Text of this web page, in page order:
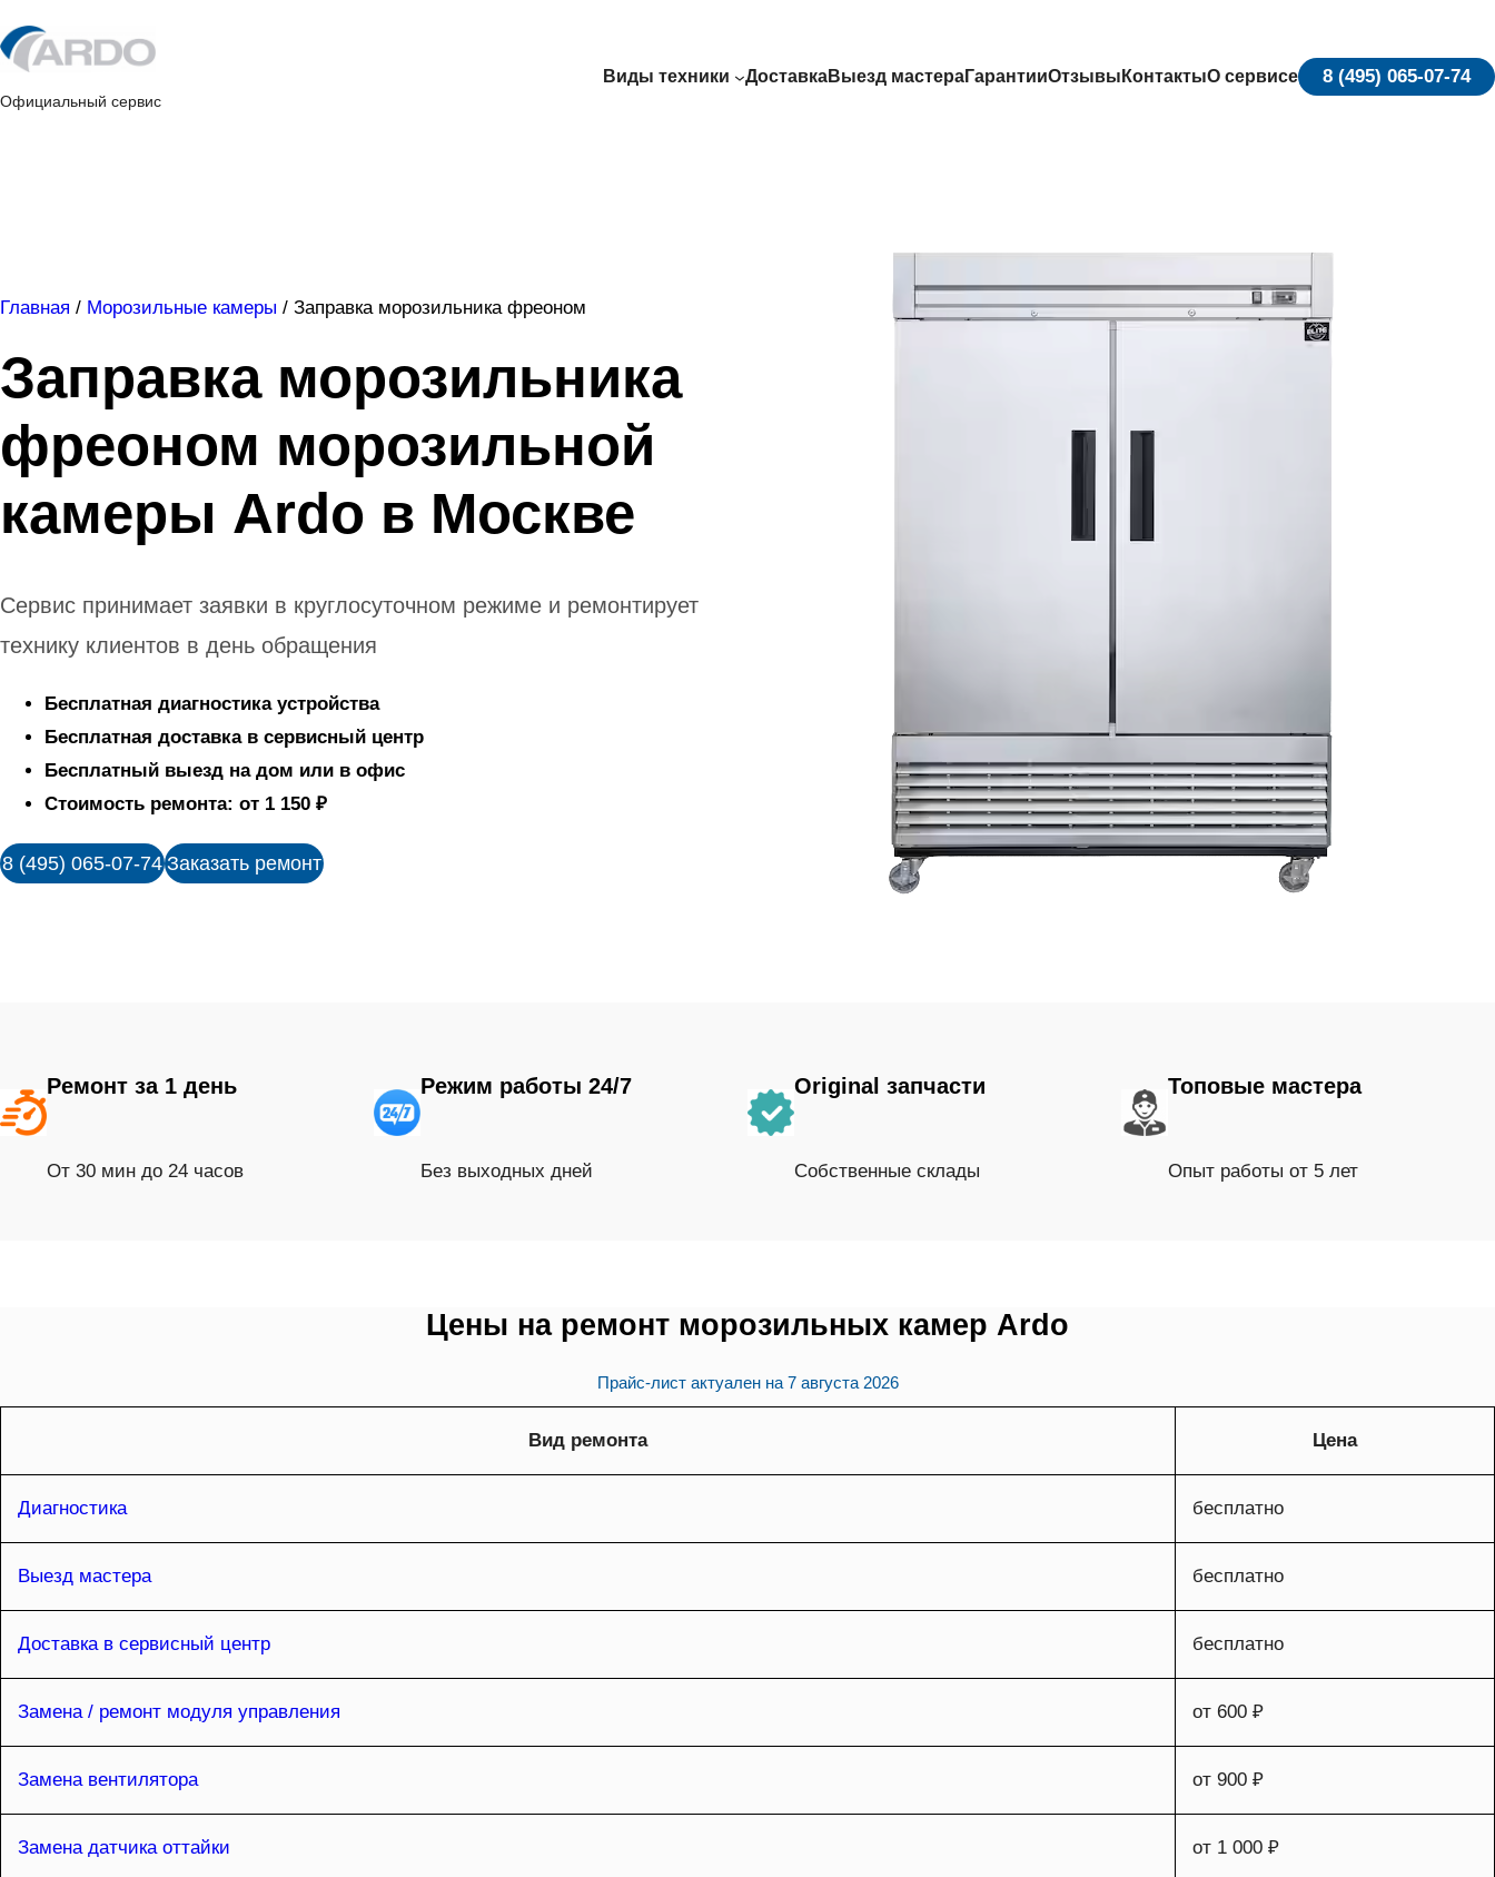
to
Официальный сервис
Виды техники ДоставкаВыезд мастераГарантииОтзывы КонтактыО сервисе 8 (495) 065-07-74
Главная / Морозильные камеры / Заправка морозильника фреоном
Заправка морозильника
фреоном морозильной
камеры Ardo в Москве
Сервис принимает заявки в круглосуточном режиме и ремонтирует
технику клиентов в день обращения
Бесплатная диагностика устройства
Бесплатная доставка в сервисный центр
Бесплатный выезд на дом или в офис
Стоимость ремонта: от 1 150 ₽
8 (495) 065-07-74 Заказать ремонт
Ремонт за 1 день
От 30 мин до 24 часов
Режим работы 24/7
Без выходных дней
Original запчасти
Собственные склады
Топовые мастера
Опыт работы от 5 лет
Цены на ремонт морозильных камер Ardo
Прайс-лист актуален на 7 августа 2026
Вид ремонта Цена
Диагностика бесплатно
Выезд мастера бесплатно
Доставка в сервисный центр бесплатно
Замена / ремонт модуля управления от 600 ₽
Замена вентилятора от 900 ₽
Замена датчика оттайки от 1 000 ₽